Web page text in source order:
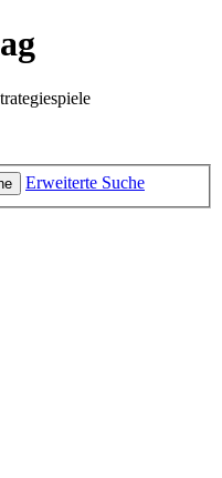
Erweiterte Suche